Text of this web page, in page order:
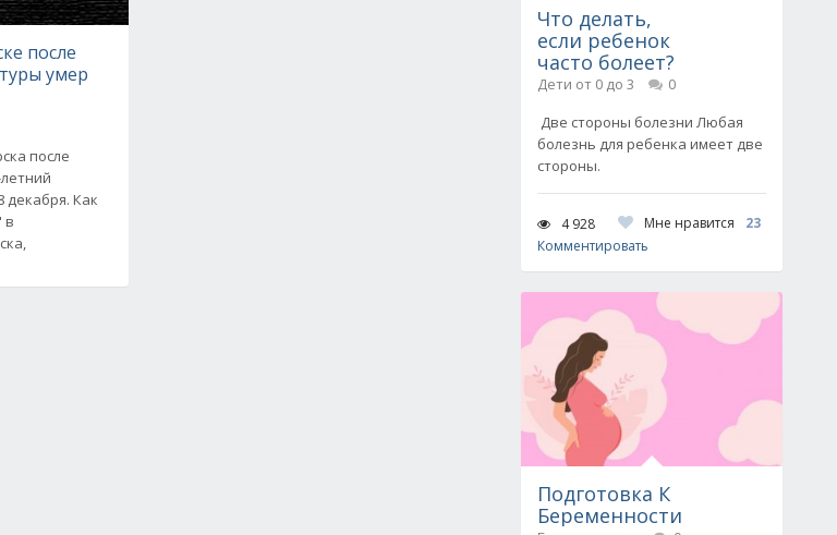
после
умер
после
декабря. Как
в
Что делать,
если ребенок
часто болеет?
Дети от 0 до 3
0
Две стороны болезни Любая
болезнь для ребенка имеет две
стороны.
4 928 Мне нравится
23
Комментировать
Подготовка К
Беременности